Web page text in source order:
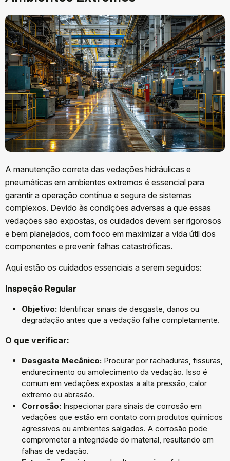
A manutenção correta das vedações hidráulicas e
pneumáticas em ambientes extremos é essencial para
garantir a operação contínua e segura de sistemas
complexos. Devido às condições adversas a que essas
vedações são expostas, os cuidados devem ser rigorosos
e bem planejados, com foco em maximizar a vida útil dos
componentes e prevenir falhas catastróficas.
Aqui estão os cuidados essenciais a serem seguidos:
Inspeção Regular
Objetivo: Identificar sinais de desgaste, danos ou
degradação antes que a vedação falhe completamente.
O que verificar:
Desgaste Mecânico: Procurar por rachaduras, fissuras,
endurecimento ou amolecimento da vedação. Isso é
comum em vedações expostas a alta pressão, calor
extremo ou abrasão.
Corrosão: Inspecionar para sinais de corrosão em
vedações que estão em contato com produtos químicos
agressivos ou ambientes salgados. A corrosão pode
comprometer a integridade do material, resultando em
falhas de vedação.